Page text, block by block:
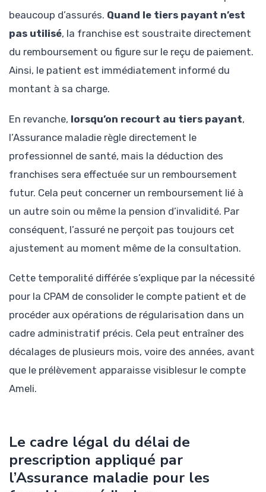
beaucoup d’assurés. Quand le tiers payant n’est
pas utilisé, la franchise est soustraite directement
du remboursement ou figure sur le reçu de paiement.
Ainsi, le patient est immédiatement informé du
montant à sa charge.
En revanche, lorsqu’on recourt au tiers payant,
l’Assurance maladie règle directement le
professionnel de santé, mais la déduction des
franchises sera effectuée sur un remboursement
futur. Cela peut concerner un remboursement lié à
un autre soin ou même la pension d’invalidité. Par
conséquent, l’assuré ne perçoit pas toujours cet
ajustement au moment même de la consultation.
Cette temporalité différée s’explique par la nécessité
pour la CPAM de consolider le compte patient et de
procéder aux opérations de régularisation dans un
cadre administratif précis. Cela peut entraîner des
décalages de plusieurs mois, voire des années, avant
que le prélèvement apparaisse visiblesur le compte
Ameli.
Le cadre légal du délai de
prescription appliqué par
l’Assurance maladie pour les